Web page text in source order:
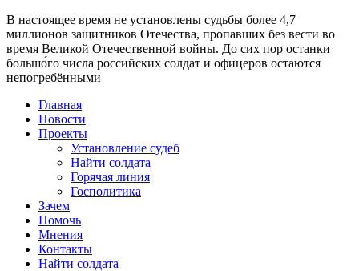
В настоящее время не установлены судьбы более 4,7
миллионов защитников Отечества, пропавших без вести во
время Великой Отечественной войны. До сих пор останки
большо́го числа российских солдат и офицеров остаются
непогребёнными
Главная
Новости
Проекты
Установление судеб
Найти солдата
Горячая линия
Госполитика
Зачем
Помочь
Мнения
Контакты
Найти солдата